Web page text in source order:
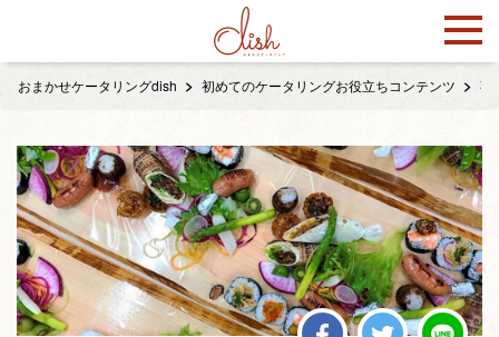
おまかせケータリングdish 初めてのケータリングお役立ちコンテンツ 事